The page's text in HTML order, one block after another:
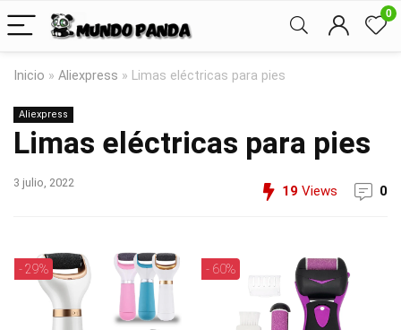
0
Inicio » Aliexpress » Limas eléctricas para pies
Aliexpress
Limas eléctricas para pies
3 julio, 2022
19 Views 0
- 29% - 60%